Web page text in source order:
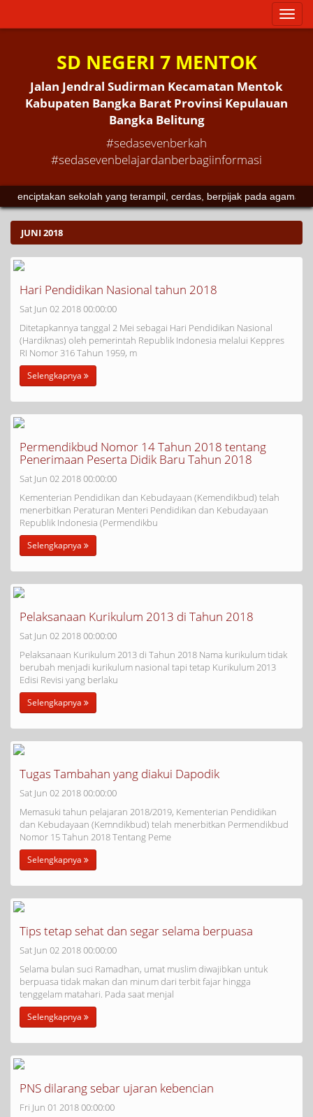
Toggle
SD NEGERI 7 MENTOK
Jalan Jendral Sudirman Kecamatan Mentok
Kabupaten Bangka Barat Provinsi Kepulauan
Bangka Belitung
#sedasevenberkah
#sedasevenbelajardanberbagiinformasi
sekolah yang terampil, cerdas, berpijak pada agama dan
JUNI 2018
Hari Pendidikan Nasional tahun 2018
Sat Jun 02 2018 00:00:00
Ditetapkannya tanggal 2 Mei sebagai Hari Pendidikan Nasional
(Hardiknas) oleh pemerintah Republik Indonesia melalui Keppres
RI Nomor 316 Tahun 1959, m
Selengkapnya
Permendikbud Nomor 14 Tahun 2018 tentang
Penerimaan Peserta Didik Baru Tahun 2018
Sat Jun 02 2018 00:00:00
Kementerian Pendidikan dan Kebudayaan (Kemendikbud) telah
menerbitkan Peraturan Menteri Pendidikan dan Kebudayaan
Republik Indonesia (Permendikbu
Selengkapnya
Pelaksanaan Kurikulum 2013 di Tahun 2018
Sat Jun 02 2018 00:00:00
Pelaksanaan Kurikulum 2013 di Tahun 2018 Nama kurikulum tidak
berubah menjadi kurikulum nasional tapi tetap Kurikulum 2013
Edisi Revisi yang berlaku
Selengkapnya
Tugas Tambahan yang diakui Dapodik
Sat Jun 02 2018 00:00:00
Memasuki tahun pelajaran 2018/2019, Kementerian Pendidikan
dan Kebudayaan (Kemndikbud) telah menerbitkan Permendikbud
Nomor 15 Tahun 2018 Tentang Peme
Selengkapnya
Tips tetap sehat dan segar selama berpuasa
Sat Jun 02 2018 00:00:00
Selama bulan suci Ramadhan, umat muslim diwajibkan untuk
berpuasa tidak makan dan minum dari terbit fajar hingga
tenggelam matahari. Pada saat menjal
Selengkapnya
PNS dilarang sebar ujaran kebencian
Fri Jun 01 2018 00:00:00